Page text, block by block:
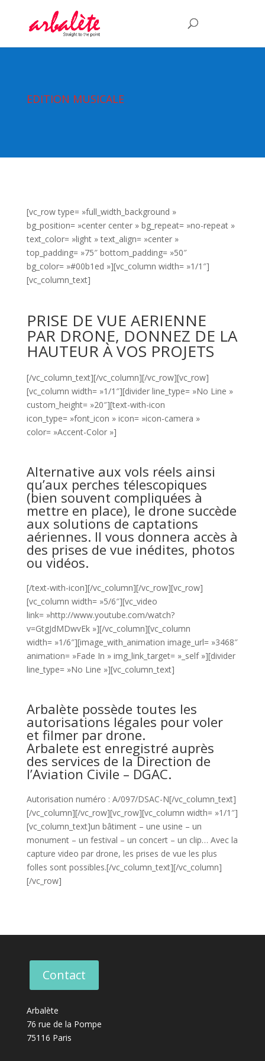
EDITION MUSICALE
[vc_row type= »full_width_background »
bg_position= »center center » bg_repeat= »no-repeat »
text_color= »light » text_align= »center »
top_padding= »75″ bottom_padding= »50″
bg_color= »#00b1ed »][vc_column width= »1/1″]
[vc_column_text]
PRISE DE VUE AERIENNE
PAR DRONE, DONNEZ DE LA
HAUTEUR À VOS PROJETS
[/vc_column_text][/vc_column][/vc_row][vc_row]
[vc_column width= »1/1″][divider line_type= »No Line »
custom_height= »20″][text-with-icon
icon_type= »font_icon » icon= »icon-camera »
color= »Accent-Color »]
Alternative aux vols réels ainsi
qu’aux perches télescopiques
(bien souvent compliquées à
mettre en place), le drone succède
aux solutions de captations
aériennes. Il vous donnera accès à
des prises de vue inédites, photos
ou vidéos.
[/text-with-icon][/vc_column][/vc_row][vc_row]
[vc_column width= »5/6″][vc_video
link= »http://www.youtube.com/watch?
v=GtgJdMDwvEk »][/vc_column][vc_column
width= »1/6″][image_with_animation image_url= »3468″
animation= »Fade In » img_link_target= »_self »][divider
line_type= »No Line »][vc_column_text]
Arbalète possède toutes les
autorisations légales pour voler
et filmer par drone.
Arbalete est enregistré auprès
des services de la Direction de
l’Aviation Civile – DGAC.
Autorisation numéro : A/097/DSAC-N[/vc_column_text]
[/vc_column][/vc_row][vc_row][vc_column width= »1/1″]
[vc_column_text]un bâtiment – une usine – un
monument – un festival – un concert – un clip… Avec la
capture video par drone, les prises de vue les plus
folles sont possibles.[/vc_column_text][/vc_column]
[/vc_row]
Contact
Arbalète
76 rue de la Pompe
75116 Paris